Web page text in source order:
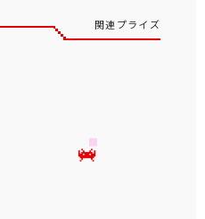
関連プライズ